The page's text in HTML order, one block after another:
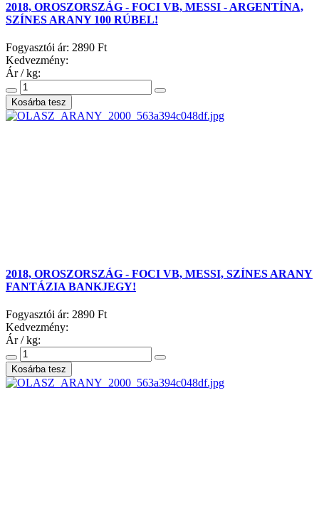
2018, OROSZORSZÁG - FOCI VB, MESSI - ARGENTÍNA,
SZÍNES ARANY 100 RÚBEL!
Fogyasztói ár: 2890 Ft
Kedvezmény:
Ár / kg:
2018, OROSZORSZÁG - FOCI VB, MESSI, SZÍNES ARANY
FANTÁZIA BANKJEGY!
Fogyasztói ár: 2890 Ft
Kedvezmény:
Ár / kg: